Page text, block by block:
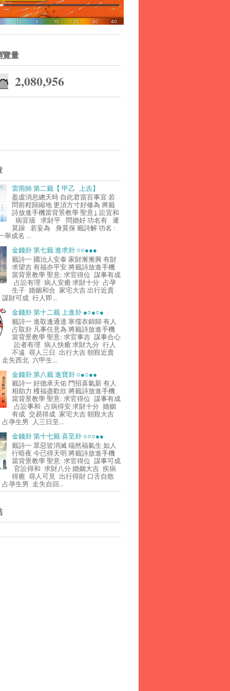
覽量
2,080,956
雷雨師 第二籤【 甲乙 上吉】
盈虛消息總天時 自此君當百事宜 若
問前程歸縮地 更須方寸好修為 將籤
詩放進手機當背景教學 聖意↓ 訟宜和
病宜禱 求財平 問婚好 功名有 遲
莫躁 若妄為 身莫保 籤詩解 功名 :
舉成名 ...
金錢卦 第七籤 進求卦 ○○●●●
籤詩一 國治人安泰 家財漸漸興 有財
求望吉 有福亦平安 將籤詩放進手機
當背景教學 聖意: 求官得位 謀事有成
占訟有理 病人安癒 求財十分 占孕
生子 婚姻和合 家宅大吉 出行近貴
財可成 行人即...
金錢卦 第十二籤 上進卦 ●○●○●
籤詩一 進取逢通達 寒儒衣錦歸 有人
占取卦 凡事任意為 將籤詩放進手機
當背景教學 聖意: 求官事吉 謀事合心
訟者有理 病人快癒 求財九分 行人
不遠 尋人三日 出行大吉 朝覲近貴
失西北 六甲生...
金錢卦 第八籤 進寶卦 ○●○●●
籤詩一 好德承天佑 門招喜氣新 有人
相助力 穫福盡歡欣 將籤詩放進手機
當背景教學 聖意: 求官得位 謀事有成
占訟事和 占病得安 求財十分 婚姻
有成 交易得成 家宅大吉 朝覲大吉
孕生男 人三日至...
金錢卦 第十七籤 喜至卦 ○○○●●
籤詩一 眾惡皆消滅 端然福氣生 如人
行暗夜 今已得天明 將籤詩放進手機
當背景教學 聖意: 求官得位 謀事可成
官訟得和 求財八分 婚姻大吉 疾病
得癒 尋人可見 出行得財 口舌自散
孕生男 走失自回...